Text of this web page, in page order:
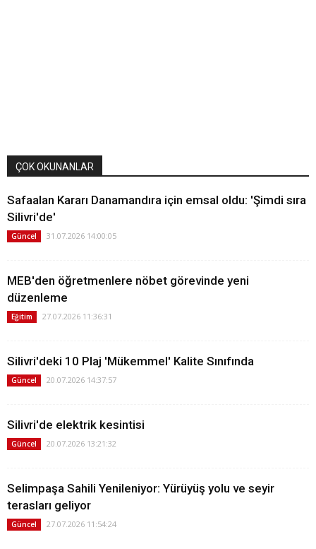
ÇOK OKUNANLAR
Safaalan Kararı Danamandıra için emsal oldu: 'Şimdi sıra
Silivri'de'
Güncel 31.07.2026 14:00:05
MEB'den öğretmenlere nöbet görevinde yeni
düzenleme
Eğitim 27.07.2026 11:36:31
Silivri'deki 10 Plaj 'Mükemmel' Kalite Sınıfında
Güncel 20.07.2026 14:37:57
Silivri'de elektrik kesintisi
Güncel 20.07.2026 13:21:32
Selimpaşa Sahili Yenileniyor: Yürüyüş yolu ve seyir
terasları geliyor
Güncel 27.07.2026 11:54:24